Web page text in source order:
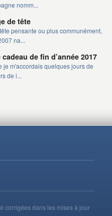
nomm...
de tête
pensante ou plus communément,
na...
de fin d’année 2017
je m'accordais quelques jours de
de l...
corrigées dans les mises à jour